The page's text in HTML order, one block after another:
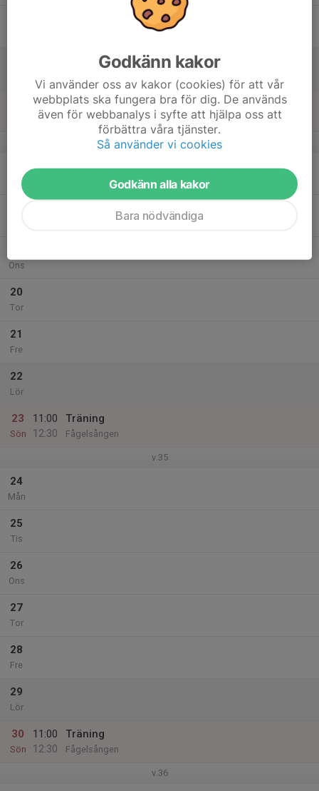
v.34
Mån
Ons
20
Tor
21
Fre
22
Lör
23
Sön
11:00
12:30
Träning
Fågelsången
v.35
24
Mån
25
Tis
26
Ons
27
Tor
28
Fre
29
Lör
30
Sön
11:00
12:30
Träning
Fågelsången
v.36
Godkänn kakor
Vi använder oss av kakor (cookies) för att vår
webbplats ska fungera bra för dig. De används
även för webbanalys i syfte att hjälpa oss att
förbättra våra tjänster.
Så använder vi cookies
Godkänn alla kakor
Bara nödvändiga